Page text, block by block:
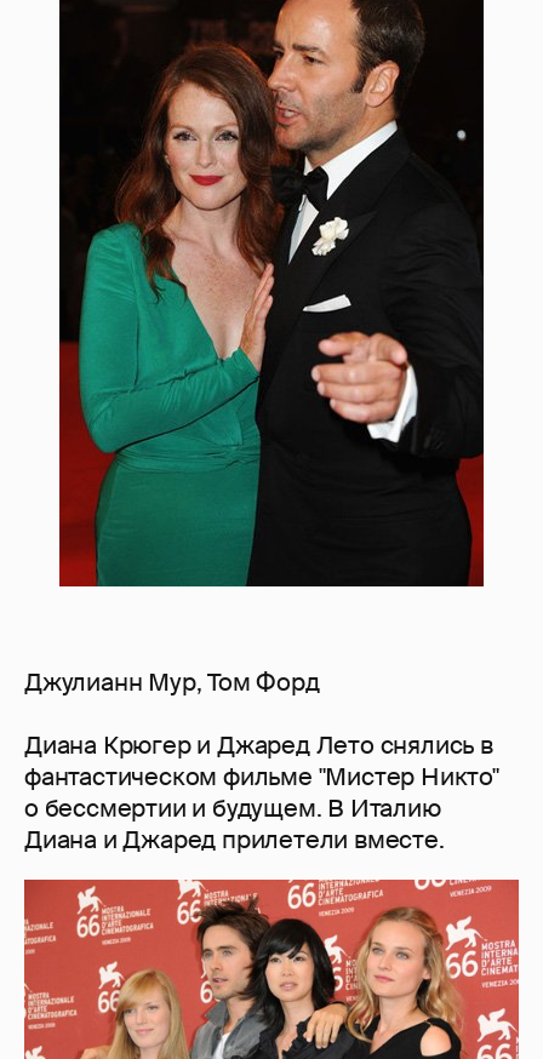
Джулианн Мур, Том Форд
Диана Крюгер и Джаред Лето снялись в
фантастическом фильме "Мистер Никто"
о бессмертии и будущем. В Италию
Диана и Джаред прилетели вместе.